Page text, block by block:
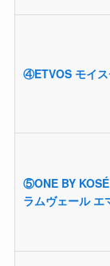
④ETVOS モイ
⑤ONE BY
ラムヴェール エ